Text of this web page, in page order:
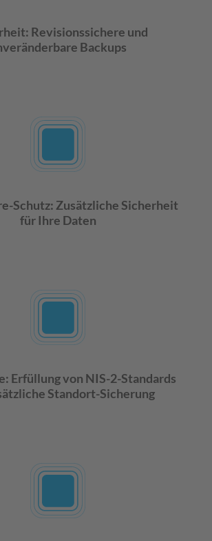
Revisionssichere und
Backups
Schutz: Zusätzliche Sicherheit
für Ihre Daten
Erfüllung von NIS-2-Standards
Standort-Sicherung